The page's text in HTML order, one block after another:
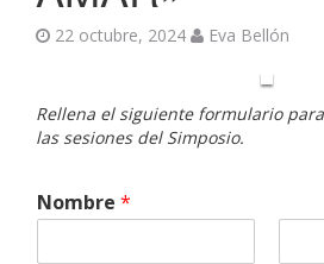
22 octubre, 2024 Eva Bellón
Rellena el siguiente formulario
las sesiones del Simposio.
Nombre *